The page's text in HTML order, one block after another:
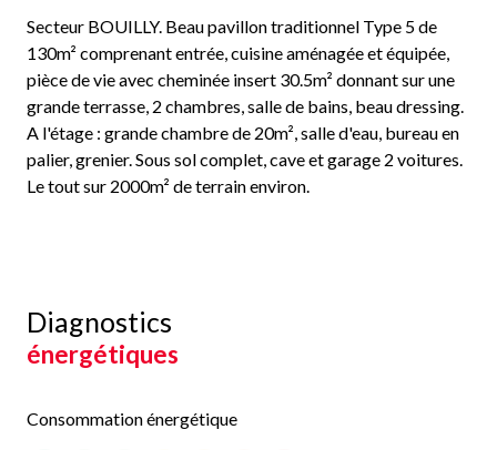
Secteur BOUILLY. Beau pavillon traditionnel Type 5 de
130m² comprenant entrée, cuisine aménagée et équipée,
pièce de vie avec cheminée insert 30.5m² donnant sur une
grande terrasse, 2 chambres, salle de bains, beau dressing.
A l'étage : grande chambre de 20m², salle d'eau, bureau en
palier, grenier. Sous sol complet, cave et garage 2 voitures.
Le tout sur 2000m² de terrain environ.
Diagnostics
énergétiques
Consommation énergétique